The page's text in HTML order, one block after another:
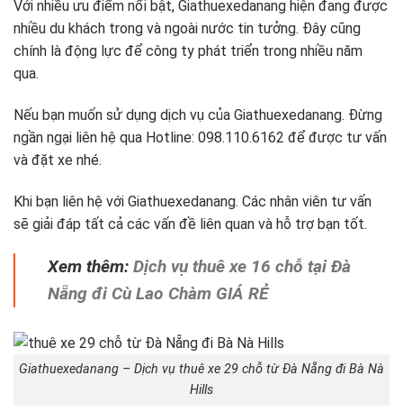
Với nhiều ưu điểm nổi bật, Giathuexedanang hiện đang được
nhiều du khách trong và ngoài nước tin tưởng. Đây cũng
chính là động lực để công ty phát triển trong nhiều năm
qua.
Nếu bạn muốn sử dụng dịch vụ của Giathuexedanang. Đừng
ngần ngại liên hệ qua Hotline: 098.110.6162 để được tư vấn
và đặt xe nhé.
Khi bạn liên hệ với Giathuexedanang. Các nhân viên tư vấn
sẽ giải đáp tất cả các vấn đề liên quan và hỗ trợ bạn tốt.
Xem thêm: Dịch vụ thuê xe 16 chỗ tại Đà
Nẵng đi Cù Lao Chàm GIÁ RẺ
Giathuexedanang – Dịch vụ thuê xe 29 chỗ từ Đà Nẵng đi Bà Nà
Hills